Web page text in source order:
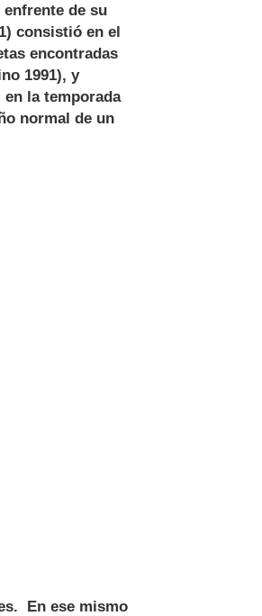
de su
consistió en el
encontradas
1991), y
la temporada
normal de un
En ese mismo